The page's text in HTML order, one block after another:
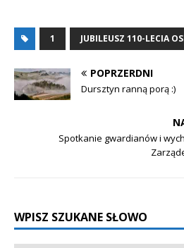
1 JUBILEUSZ 110-LECIA
POPRZERDNI
Dursztyn ranną porą :)
Spotkanie gwardianów i
WPISZ SZUKANE SŁOWO